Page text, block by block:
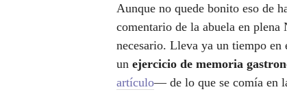
Aunque no quede bonito eso de
comentario de la abuela en plena
necesario. Lleva ya un tiempo
un ejercicio de memoria
artículo— de lo que se comía en